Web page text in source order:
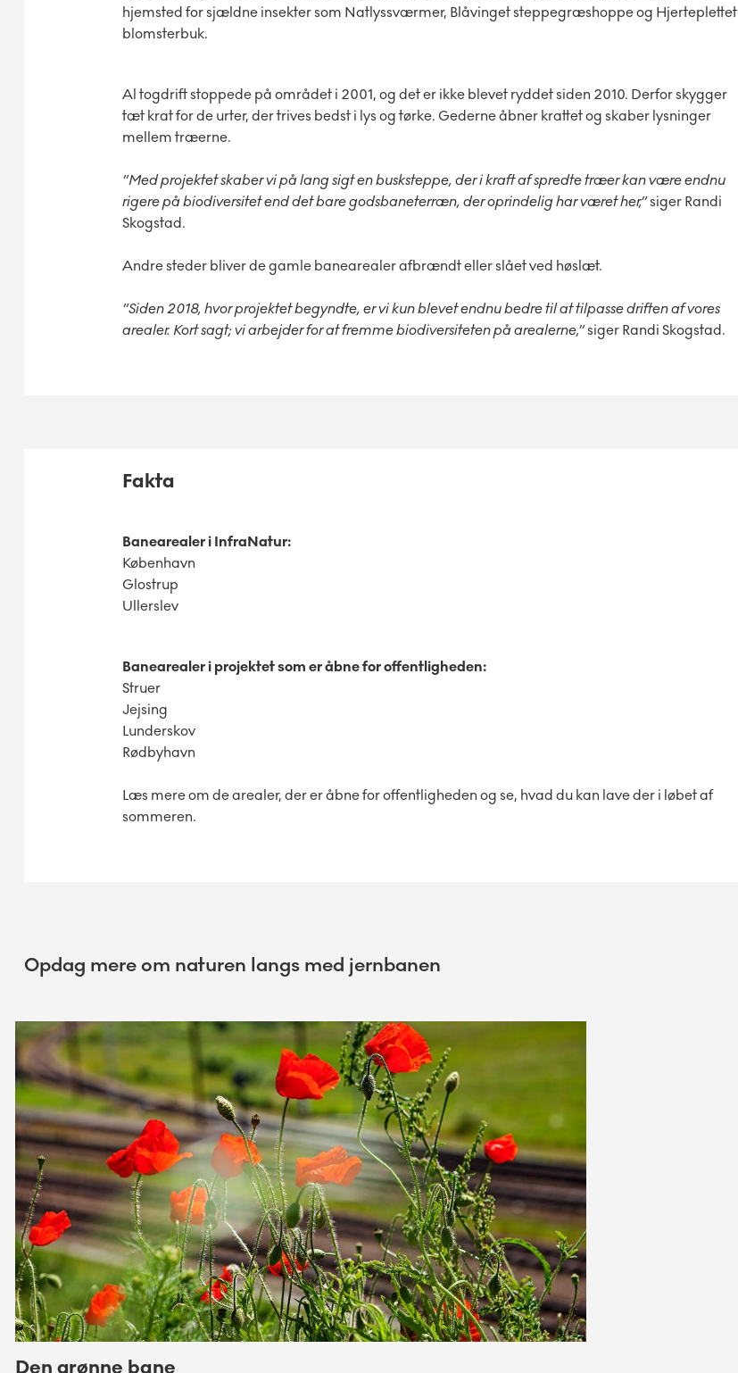
hjemsted for sjældne insekter som Natlyssværmer, Blåvinget steppegræshoppe og Hjerteplettet
blomsterbuk.
Al togdrift stoppede på området i 2001, og det er ikke blevet ryddet siden 2010. Derfor skygger
tæt krat for de urter, der trives bedst i lys og tørke. Gederne åbner krattet og skaber lysninger
mellem træerne.
”Med projektet skaber vi på lang sigt en busksteppe, der i kraft af spredte træer kan være endnu
rigere på biodiversitet end det bare godsbaneterræn, der oprindelig har været her,”siger Randi
Skogstad.
Andre steder bliver de gamle banearealer afbrændt eller slået ved høslæt.
”Siden 2018, hvor projektet begyndte, er vi kun blevet endnu bedre til at tilpasse driften af vores
arealer. Kort sagt; vi arbejder for at fremme biodiversiteten på arealerne,”siger Randi Skogstad.
Fakta
Banearealer i InfraNatur:
København
Glostrup
Ullerslev
Banearealer i projektet som eråbne for offentligheden:
Struer
Jejsing
Lunderskov
Rødbyhavn
Læs mere om de arealer, der er åbne for offentligheden og se, hvad du kan lave der i løbet af
sommeren.
Opdag mere om naturen langs med jernbanen
Den grønne bane